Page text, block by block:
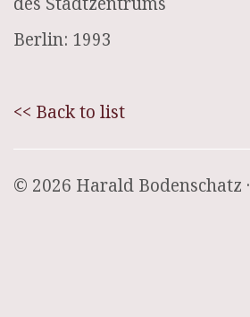
Berlin: 1993
<< Back to list
© 2026 Harald Bodenschatz ·